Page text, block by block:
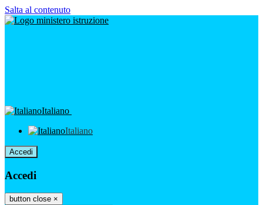
Salta al contenuto
Italiano
Italiano
Accedi
Accedi
button close ×